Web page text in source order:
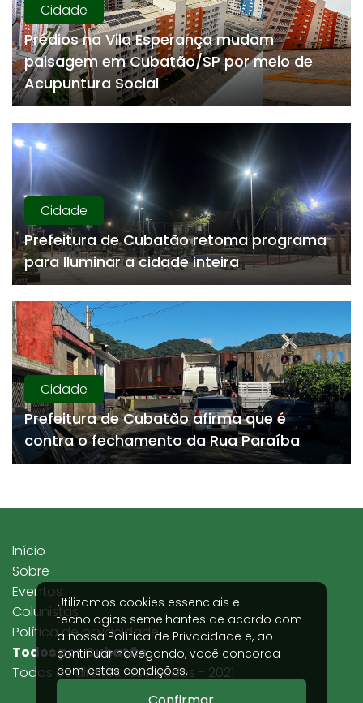
Cidade
Prédios na Vila Esperança mudam
paisagem em Cubatão/SP por meio de
Acupuntura Social
Cidade
Prefeitura de Cubatão retoma programa
para Iluminar a cidade inteira
Cidade
Prefeitura de Cubatão afirma que é
contra o fechamento da Rua Paraíba
Utilizamos cookies essenciais e
tecnologias semelhantes de acordo com
a nossaPolítica de Privacidade e, ao
continuar navegando, você concorda
com estas condições.
Todos por Cubatão
Todos os direitos reservados - 2021
Início
Sobre
Eventos
Colunistas
Política de privacidade